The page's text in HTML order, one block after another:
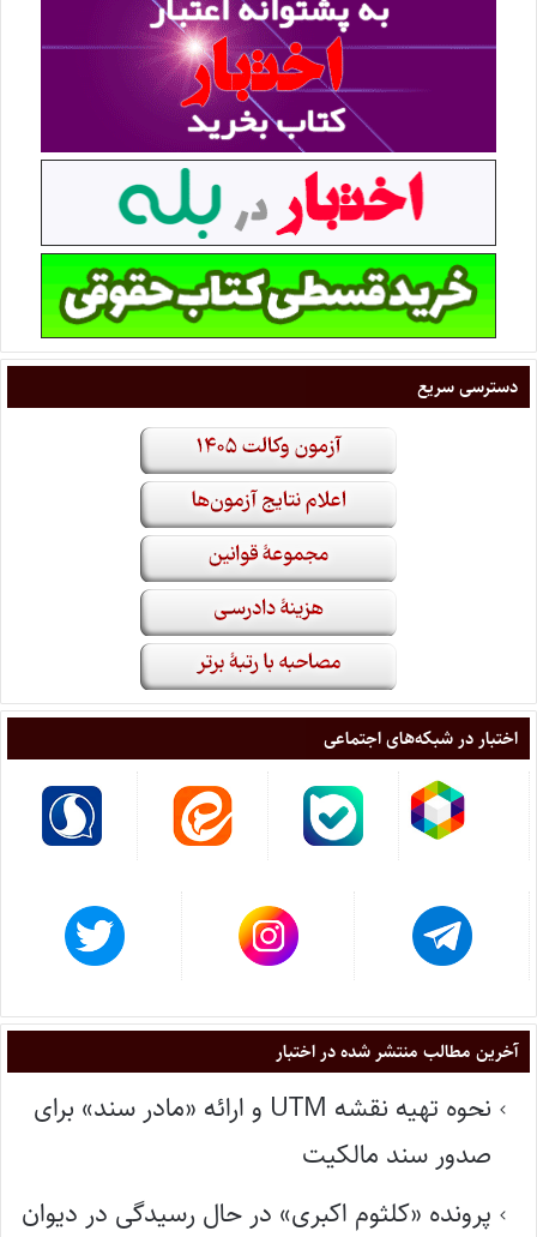
دسترسی سریع
اختبار در شبکه‌های اجتماعی
آخرین مطالب منتشر شده در اختبار
نحوه تهیه نقشه UTM و ارائه «مادر سند» برای
صدور سند مالکیت
پرونده «کلثوم اکبری» در حال رسیدگی در دیوان